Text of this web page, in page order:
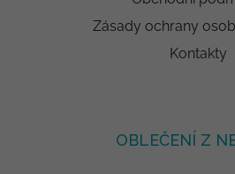
Zásady ochrany
Kontakty
OBLEČENÍ Z